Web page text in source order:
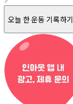
오늘 한 운동 기록하기